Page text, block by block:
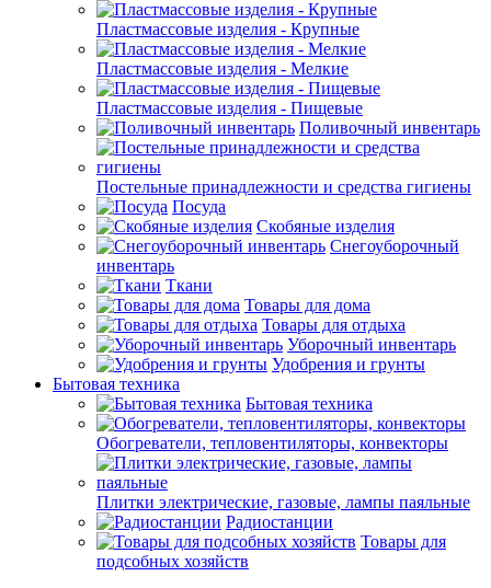
Пластмассовые изделия - Крупные
Пластмассовые изделия - Мелкие
Пластмассовые изделия - Пищевые
Поливочный инвентарь
Постельные принадлежности и средства гигиены
Посуда
Скобяные изделия
Снегоуборочный
инвентарь
Ткани
Товары для дома
Товары для отдыха
Уборочный инвентарь
Удобрения и грунты
Бытовая техника
Бытовая техника
Обогреватели, тепловентиляторы, конвекторы
Плитки электрические, газовые, лампы паяльные
Радиостанции
Товары для
подсобных хозяйств